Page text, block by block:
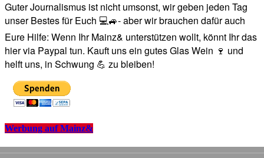
Guter Journalismus ist nicht umsonst, wir geben jeden Tag
unser Bestes für Euch 💻🚙- aber wir brauchen dafür auch
Eure Hilfe: Wenn Ihr Mainz& unterstützen wollt, könnt Ihr das
hier via Paypal tun. Kauft uns ein gutes Glas Wein 🍷 und
helft uns, in Schwung 💪 zu bleiben!
Werbung auf Mainz&